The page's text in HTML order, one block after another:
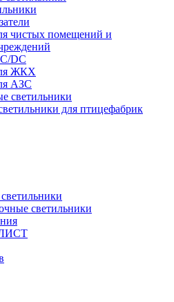
чистых помещений и
DC
ЖКХ
АЗС
светильники
для птицефабрик
светильники